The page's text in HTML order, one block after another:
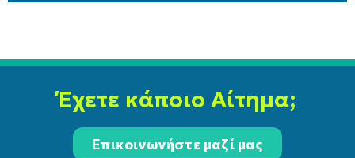
Έχετε κάποιο Αίτημα;
Επικοινωνήστε μαζί μας